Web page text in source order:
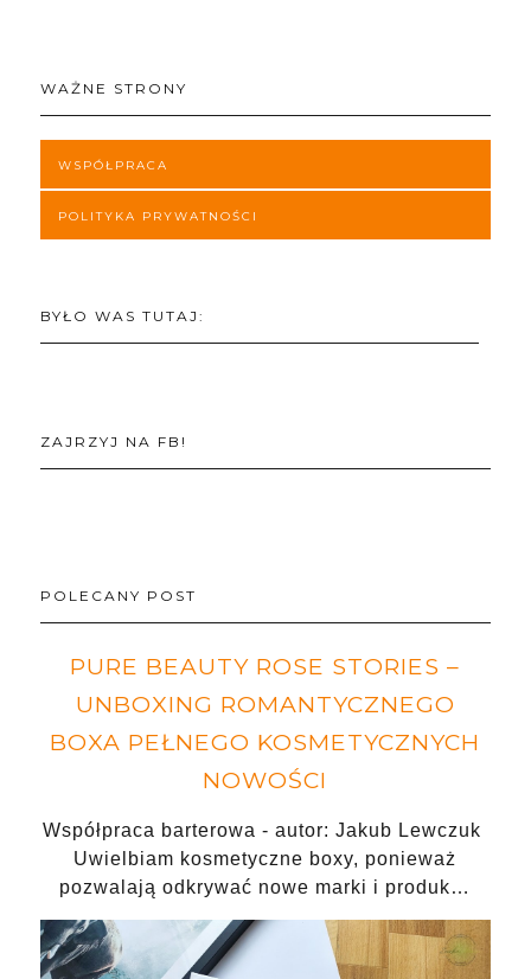
WAŻNE STRONY
WSPÓŁPRACA
POLITYKA PRYWATNOŚCI
BYŁO WAS TUTAJ:
ZAJRZYJ NA FB!
POLECANY POST
PURE BEAUTY ROSE STORIES –
UNBOXING ROMANTYCZNEGO
BOXA PEŁNEGO KOSMETYCZNYCH
NOWOŚCI
Współpraca barterowa - autor: Jakub Lewczuk
Uwielbiam kosmetyczne boxy, ponieważ
pozwalają odkrywać nowe marki i produk…